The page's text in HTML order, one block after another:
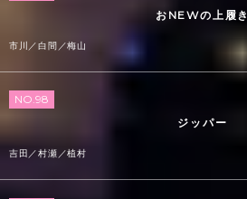
おNEWの上履き
市川／白間／梅山
NO.98
ジッパー
吉田／村瀬／植村